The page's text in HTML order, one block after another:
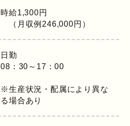
時給1,300円
（月収例246,000円）
日勤
08：30～17：00
※生産状況・配属により異な
る場合あり